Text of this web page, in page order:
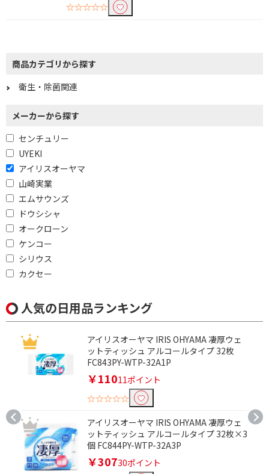
☆☆☆☆☆
商品カテゴリから探す
衛生・除菌関連
メーカーから探す
センチュリー
UYEKI
アイリスオーヤマ
山崎実業
エムサウンズ
ドウシシャ
オークローン
ケンコー
シリウス
カクセー
人気の日用品ランキング
アイリスオーヤマ IRIS OHYAMA 凄厚ウェ
ットティッシュ アルコールタイプ 32枚
FC843PY-WTP-32A1P
￥11011ポイント
☆☆☆☆☆
アイリスオーヤマ IRIS OHYAMA 凄厚ウェ
ットティッシュ アルコールタイプ 32枚×3
個 FC844PY-WTP-32A3P
￥30730ポイント